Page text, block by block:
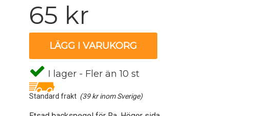
65 kr
LÄGG I VARUKORG
I lager - Fler än 10 st
Standard frakt (39 kr inom Sverige)